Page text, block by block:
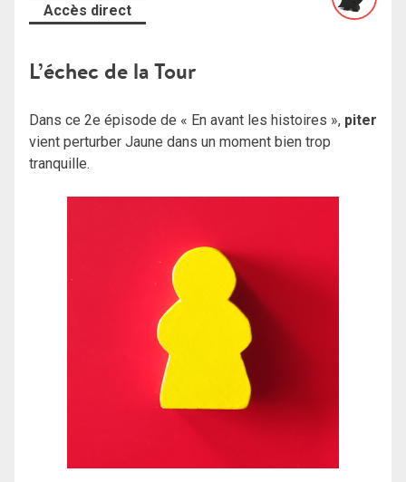
Accès direct
L’échec de la Tour
Dans ce 2e épisode de « En avant les histoires », piter
vient perturber Jaune dans un moment bien trop
tranquille.